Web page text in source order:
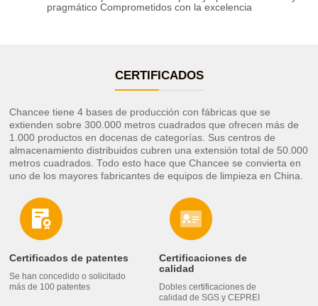
pragmático Comprometidos con la excelencia
CERTIFICADOS
Chancee tiene 4 bases de producción con fábricas que se
extienden sobre 300.000 metros cuadrados que ofrecen más de
1.000 productos en docenas de categorías. Sus centros de
almacenamiento distribuidos cubren una extensión total de 50.000
metros cuadrados. Todo esto hace que Chancee se convierta en
uno de los mayores fabricantes de equipos de limpieza en China.
Certificados de patentes
Se han concedido o solicitado
más de 100 patentes
Certificaciones de
calidad
Dobles certificaciones de
calidad de SGS y CEPREI